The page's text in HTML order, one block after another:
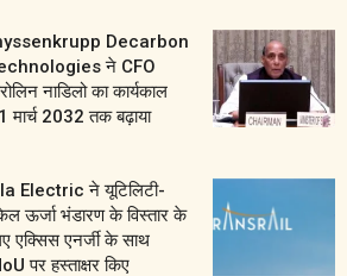
Decarbon
ने CFO
नाडिलो का कार्यकाल
मार्च 2032 तक बढ़ाया
Electric ने यूटिलिटी-
ऊर्जा भंडारण के विस्तार के
एक्सिस एनर्जी के साथ
पर हस्ताक्षर किए